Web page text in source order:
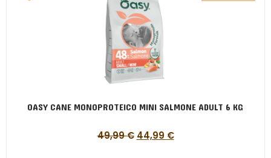
OASY CANE MONOPROTEICO MINI SALMONE ADULT 6 KG
49,99€ 44,99 €